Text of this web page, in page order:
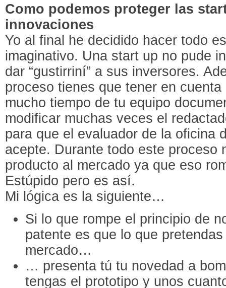
Como podemos proteger las
innovaciones
Yo al final he decidido hacer todo
imaginativo. Una start up no pude
dar “gustirriní” a sus inversores.
proceso tienes que tener en
mucho tiempo de tu equipo
modificar muchas veces el
para que el evaluador de la oficina
acepte. Durante todo este proceso
producto al mercado ya que eso
Estúpido pero es así.
Mi lógica es la siguiente…
Si lo que rompe el principio de
patente es que lo que
mercado…
… presenta tú tu novedad a
tengas el prototipo y unos